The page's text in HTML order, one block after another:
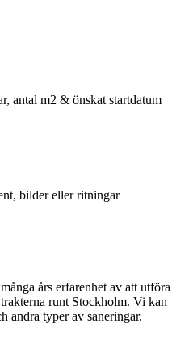
antal m2 & önskat startdatum
bilder eller ritningar
års erfarenhet av att utföra
runt Stockholm. Vi kan
andra typer av saneringar.